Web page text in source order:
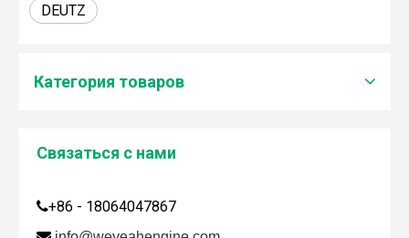
DEUTZ
Категория товаров
Связаться с нами
+86 - 18064047867
WY200673